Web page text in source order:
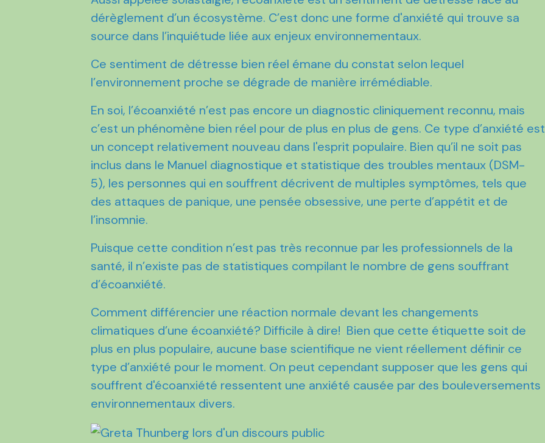
dérèglement d’un écosystème. C’est donc une forme d'anxiété qui trouve sa
source dans l’inquiétude liée aux enjeux environnementaux.
Ce sentiment de détresse bien réel émane du constat selon lequel
l’environnement proche se dégrade de manière irrémédiable.
En soi, l’écoanxiété n’est pas encore un diagnostic cliniquement reconnu, mais
c’est un phénomène bien réel pour de plus en plus de gens. Ce type d’anxiété est
un concept relativement nouveau dans l'esprit populaire. Bien qu’il ne soit pas
inclus dans le Manuel diagnostique et statistique des troubles mentaux (DSM-
5), les personnes qui en souffrent décrivent de multiples symptômes, tels que
des attaques de panique, une pensée obsessive, une perte d’appétit et de
l’insomnie.
Puisque cette condition n’est pas très reconnue par les professionnels de la
santé, il n’existe pas de statistiques compilant le nombre de gens souffrant
d’écoanxiété.
Comment différencier une réaction normale devant les changements
climatiques d’une écoanxiété? Difficile à dire! Bien que cette étiquette soit de
plus en plus populaire, aucune base scientifique ne vient réellement définir ce
type d’anxiété pour le moment. On peut cependant supposer que les gens qui
souffrent d'écoanxiété ressentent une anxiété causée par des bouleversements
environnementaux divers.